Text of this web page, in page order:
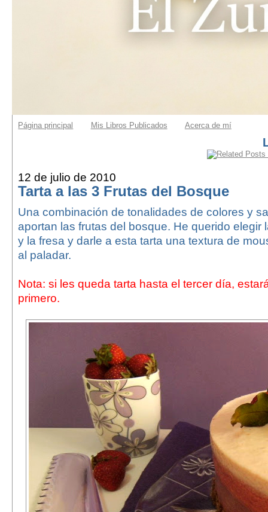
Página principal Mis Libros Publicados Acerca de mí
12 de julio de 2010
Tarta a las 3 Frutas del Bosque
Una combinación de tonalidades de colores y
aportan las frutas del bosque. He querido elegir
y la fresa y darle a esta tarta una textura de
al paladar.
Nota: si les queda tarta hasta el tercer día,
primero.